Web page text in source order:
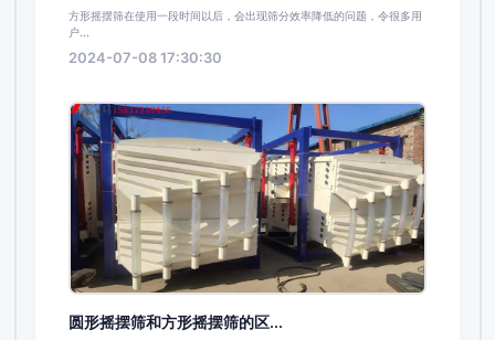
方形摇摆筛在使用一段时间以后，会出现筛分效率降低的问题，令很多用
户...
2024-07-08 17:30:30
圆形摇摆筛和方形摇摆筛的区...